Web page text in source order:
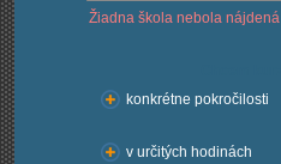
Žiadna škola nebola nájdená
konkrétne pokročilosti
v určitých hodinách